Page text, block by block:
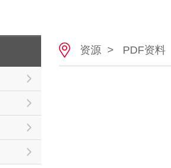
资源 > PDF资料